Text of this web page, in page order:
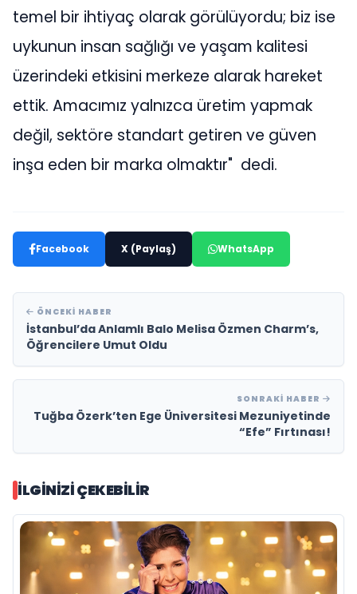
temel bir ihtiyaç olarak görülüyordu; biz ise
uykunun insan sağlığı ve yaşam kalitesi
üzerindeki etkisini merkeze alarak hareket
ettik. Amacımız yalnızca üretim yapmak
değil, sektöre standart getiren ve güven
inşa eden bir marka olmaktır" dedi.
Facebook X (Paylaş) WhatsApp
ÖNCEKI HABER
İstanbul’da Anlamlı Balo Melisa Özmen Charm’s,
Öğrencilere Umut Oldu
SONRAKI HABER
Tuğba Özerk’ten Ege Üniversitesi Mezuniyetinde
“Efe” Fırtınası!
İLGINIZI ÇEKEBILIR